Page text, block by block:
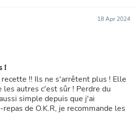
18 Apr 2024
!
!! Ils ne s'arrêtent plus ! Elle
les autres c'est sûr ! Perdre du
simple depuis que j'ai
de O.K.R, je recommande les